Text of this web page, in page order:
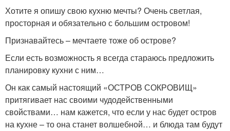
Хотите я опишу свою кухню мечты? Очень светлая,
просторная и обязательно с большим островом!
Признавайтесь – мечтаете тоже об острове?
Если есть возможность я всегда стараюсь предложить
планировку кухни с ним…
Он как самый настоящий «ОСТРОВ СОКРОВИЩ»
притягивает нас своими чудодейственными
свойствами… нам кажется, что если у нас будет остров
на кухне – то она станет волшебной… и блюда там будут